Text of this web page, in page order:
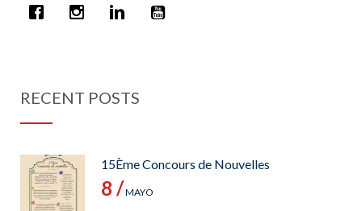
RECENT POSTS
15Ème Concours de Nouvelles
8 /MAYO